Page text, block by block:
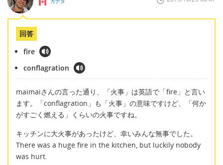
回答
fire
conflagration
maimaiさんの言った通り、「火事」は英語で「fire」と言い
ます。「conflagration」も「火事」の意味ですけど、「何か
がすごく燃える」くらいの火事ですね。
キッチンに大火事があったけど、幸いみんな無事でした。
There was a huge fire in the kitchen, but luckily nobody
was hurt.